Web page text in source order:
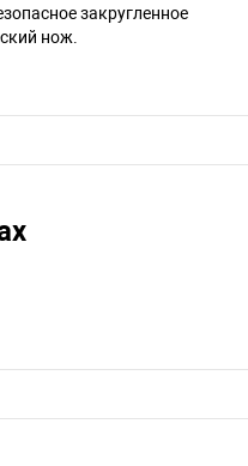
закругленное
нож.